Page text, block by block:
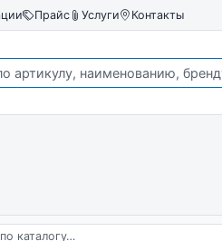
Прайс Услуги Контакты